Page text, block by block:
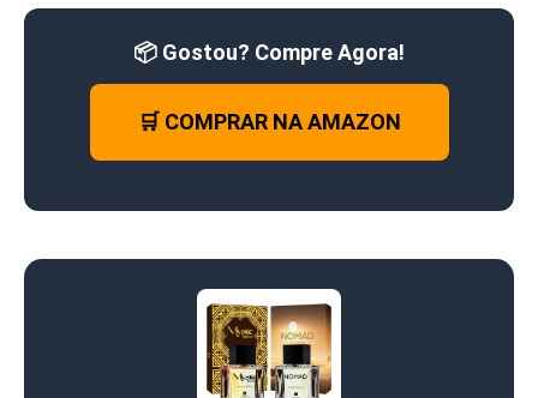
📦 Gostou? Compre Agora!
🛒 COMPRAR NA AMAZON